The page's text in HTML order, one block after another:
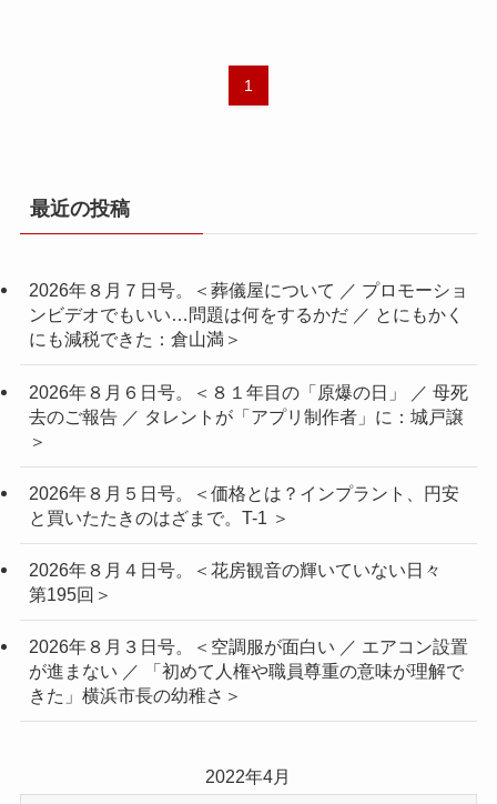
1
最近の投稿
2026年８月７日号。＜葬儀屋について ／ プロモーショ
ンビデオでもいい…問題は何をするかだ ／ とにもかく
にも減税できた：倉山満＞
2026年８月６日号。＜８１年目の「原爆の日」 ／ 母死
去のご報告 ／ タレントが「アプリ制作者」に：城戸譲
＞
2026年８月５日号。＜価格とは？インプラント、円安
と買いたたきのはざまで。T-1 ＞
2026年８月４日号。＜花房観音の輝いていない日々
第195回＞
2026年８月３日号。＜空調服が面白い ／ エアコン設置
が進まない ／ 「初めて人権や職員尊重の意味が理解で
きた」横浜市長の幼稚さ＞
2022年4月